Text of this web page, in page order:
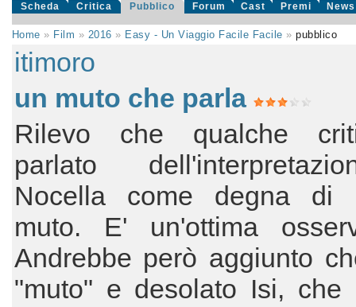
Scheda Critica Pubblico Forum Cast Premi News
Home » Film » 2016 » Easy - Un Viaggio Facile Facile »pubblico
itimoro
un muto che parla
Rilevo che qualche
parlato
Nocella come degna di
muto. E' un'ottima
Andrebbe però aggiunto
"muto" e desolato Isi, che